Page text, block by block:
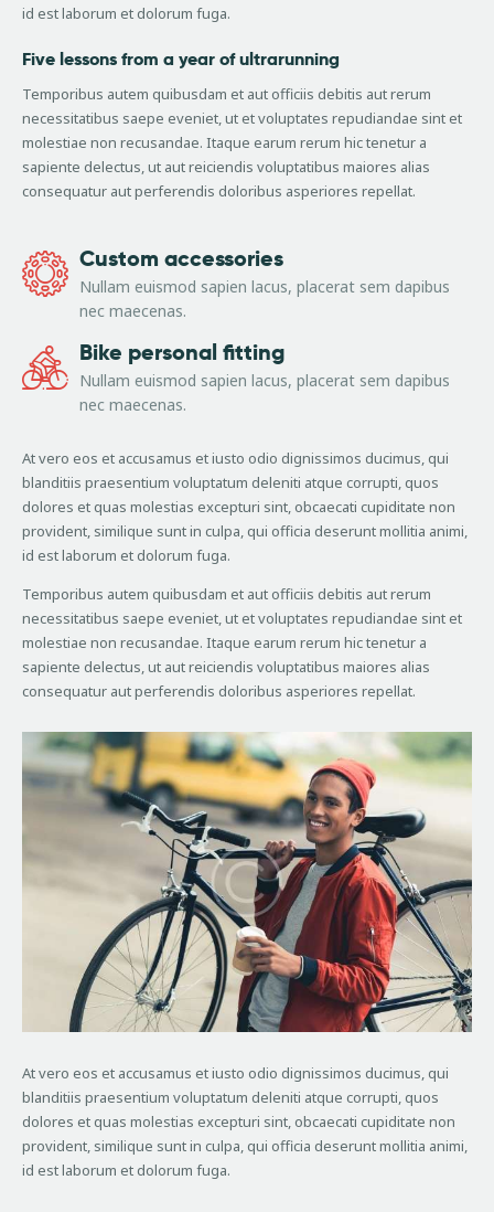
id est laborum et dolorum fuga.
Five lessons from a year of ultrarunning
Temporibus autem quibusdam et aut officiis debitis aut rerum
necessitatibus saepe eveniet, ut et voluptates repudiandae sint et
molestiae non recusandae. Itaque earum rerum hic tenetur a
sapiente delectus, ut aut reiciendis voluptatibus maiores alias
consequatur aut perferendis doloribus asperiores repellat.
Custom accessories
Nullam euismod sapien lacus, placerat sem dapibus
nec maecenas.
Bike personal fitting
Nullam euismod sapien lacus, placerat sem dapibus
nec maecenas.
At vero eos et accusamus et iusto odio dignissimos ducimus, qui
blanditiis praesentium voluptatum deleniti atque corrupti, quos
dolores et quas molestias excepturi sint, obcaecati cupiditate non
provident, similique sunt in culpa, qui officia deserunt mollitia animi,
id est laborum et dolorum fuga.
Temporibus autem quibusdam et aut officiis debitis aut rerum
necessitatibus saepe eveniet, ut et voluptates repudiandae sint et
molestiae non recusandae. Itaque earum rerum hic tenetur a
sapiente delectus, ut aut reiciendis voluptatibus maiores alias
consequatur aut perferendis doloribus asperiores repellat.
At vero eos et accusamus et iusto odio dignissimos ducimus, qui
blanditiis praesentium voluptatum deleniti atque corrupti, quos
dolores et quas molestias excepturi sint, obcaecati cupiditate non
provident, similique sunt in culpa, qui officia deserunt mollitia animi,
id est laborum et dolorum fuga.